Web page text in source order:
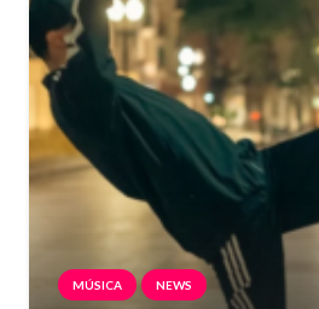
MÚSICA NEWS